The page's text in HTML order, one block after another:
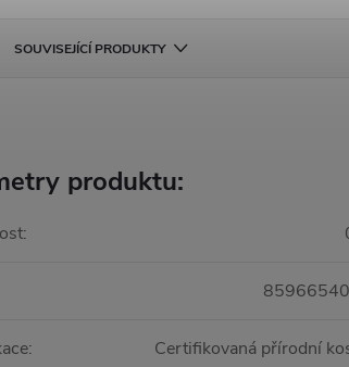
SOUVISEJÍCÍ PRODUKTY
produktu:
:
: Certifikovaná přírodní